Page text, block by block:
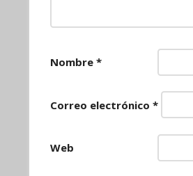
Nombre *
Correo electrónico *
Web